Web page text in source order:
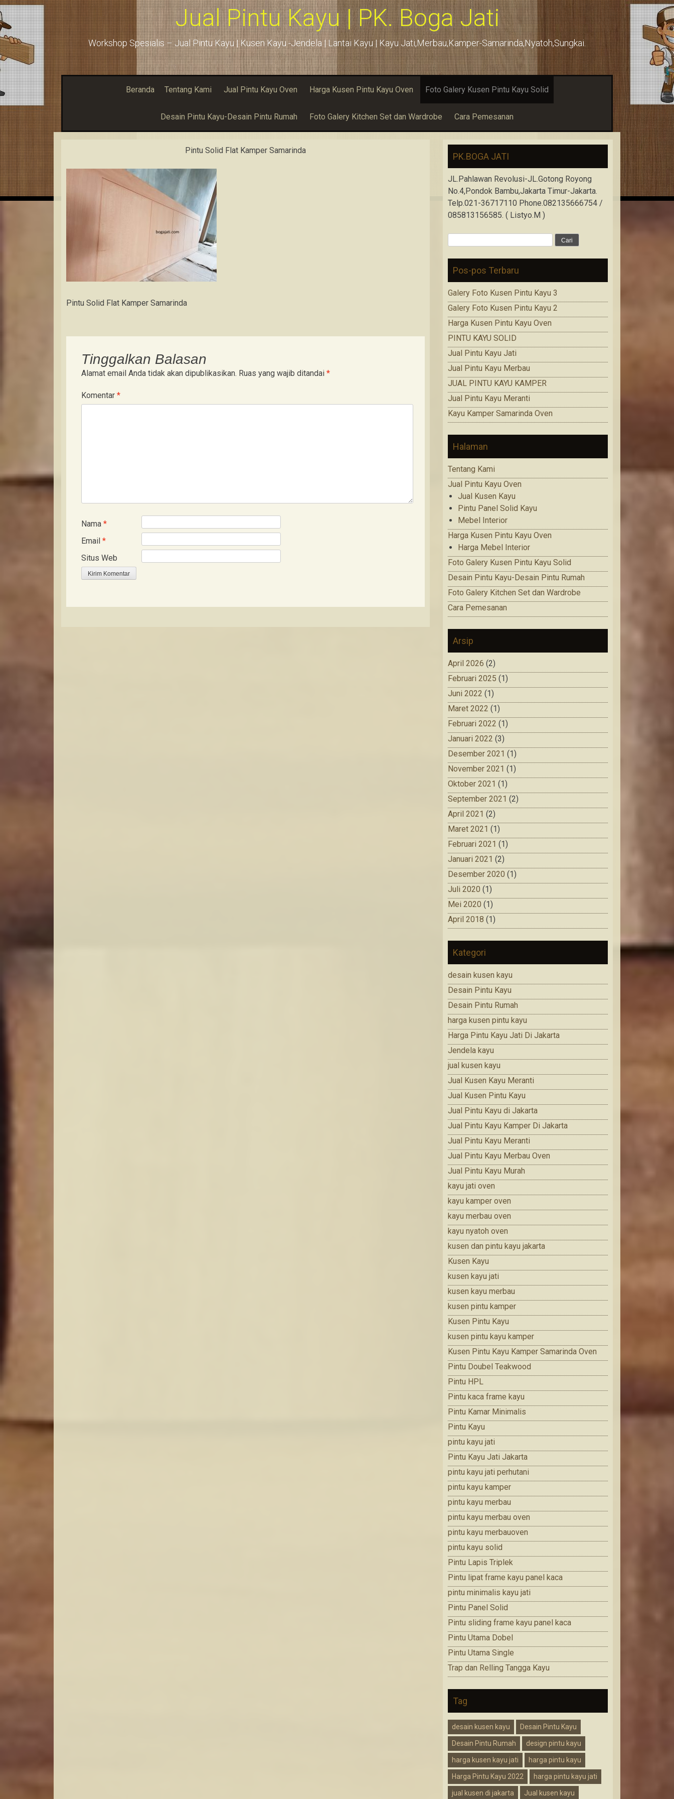
Jual Pintu Kayu | PK. Boga Jati
Workshop Spesialis – Jual Pintu Kayu | Kusen Kayu -Jendela | Lantai Kayu | Kayu Jati,Merbau,Kamper-Samarinda,Nyatoh,Sungkai.
Beranda Tentang Kami Jual Pintu Kayu Oven Harga Kusen Pintu Kayu Oven Foto Galery Kusen Pintu Kayu Solid
Desain Pintu Kayu-Desain Pintu Rumah Foto Galery Kitchen Set dan Wardrobe Cara Pemesanan
Pintu Solid Flat Kamper Samarinda
Pintu Solid Flat Kamper Samarinda
Tinggalkan Balasan
Alamat email Anda tidak akan dipublikasikan. Ruas yang wajib ditandai *
Komentar *
Nama *
Email *
Situs Web
PK.BOGA JATI
JL.Pahlawan Revolusi-JL.Gotong Royong
No.4,Pondok Bambu,Jakarta Timur-Jakarta.
Telp.021-36717110 Phone.082135666754 /
085813156585. ( Listyo.M )
Pos-pos Terbaru
Galery Foto Kusen Pintu Kayu 3
Galery Foto Kusen Pintu Kayu 2
Harga Kusen Pintu Kayu Oven
PINTU KAYU SOLID
Jual Pintu Kayu Jati
Jual Pintu Kayu Merbau
JUAL PINTU KAYU KAMPER
Jual Pintu Kayu Meranti
Kayu Kamper Samarinda Oven
Halaman
Tentang Kami
Jual Pintu Kayu Oven
Jual Kusen Kayu
Pintu Panel Solid Kayu
Mebel Interior
Harga Kusen Pintu Kayu Oven
Harga Mebel Interior
Foto Galery Kusen Pintu Kayu Solid
Desain Pintu Kayu-Desain Pintu Rumah
Foto Galery Kitchen Set dan Wardrobe
Cara Pemesanan
Arsip
April 2026 (2)
Februari 2025 (1)
Juni 2022 (1)
Maret 2022 (1)
Februari 2022 (1)
Januari 2022 (3)
Desember 2021 (1)
November 2021 (1)
Oktober 2021 (1)
September 2021 (2)
April 2021 (2)
Maret 2021 (1)
Februari 2021 (1)
Januari 2021 (2)
Desember 2020 (1)
Juli 2020 (1)
Mei 2020 (1)
April 2018 (1)
Kategori
desain kusen kayu
Desain Pintu Kayu
Desain Pintu Rumah
harga kusen pintu kayu
Harga Pintu Kayu Jati Di Jakarta
Jendela kayu
jual kusen kayu
Jual Kusen Kayu Meranti
Jual Kusen Pintu Kayu
Jual Pintu Kayu di Jakarta
Jual Pintu Kayu Kamper Di Jakarta
Jual Pintu Kayu Meranti
Jual Pintu Kayu Merbau Oven
Jual Pintu Kayu Murah
kayu jati oven
kayu kamper oven
kayu merbau oven
kayu nyatoh oven
kusen dan pintu kayu jakarta
Kusen Kayu
kusen kayu jati
kusen kayu merbau
kusen pintu kamper
Kusen Pintu Kayu
kusen pintu kayu kamper
Kusen Pintu Kayu Kamper Samarinda Oven
Pintu Doubel Teakwood
Pintu HPL
Pintu kaca frame kayu
Pintu Kamar Minimalis
Pintu Kayu
pintu kayu jati
Pintu Kayu Jati Jakarta
pintu kayu jati perhutani
pintu kayu kamper
pintu kayu merbau
pintu kayu merbau oven
pintu kayu merbauoven
pintu kayu solid
Pintu Lapis Triplek
Pintu lipat frame kayu panel kaca
pintu minimalis kayu jati
Pintu Panel Solid
Pintu sliding frame kayu panel kaca
Pintu Utama Dobel
Pintu Utama Single
Trap dan Relling Tangga Kayu
Tag
desain kusen kayu Desain Pintu Kayu
Desain Pintu Rumah design pintu kayu
harga kusen kayu jati harga pintu kayu
Harga Pintu Kayu 2022 harga pintu kayu jati
jual kusen di jakarta Jual kusen kayu